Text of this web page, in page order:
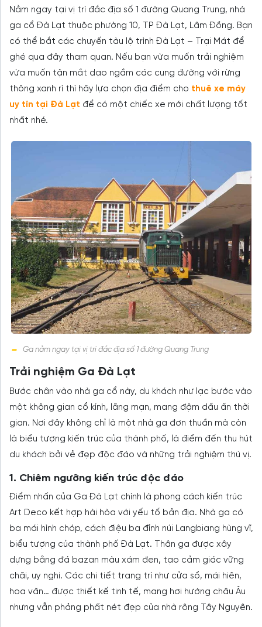
Nằm ngay tại vị trí đắc địa số 1 đường Quang Trung, nhà
ga cổ Đà Lạt thuộc phường 10, TP Đà Lạt, Lâm Đồng. Bạn
có thể bắt các chuyến tàu lộ trình Đà Lạt – Trại Mát để
ghé qua đây tham quan. Nếu bạn vừa muốn trải nghiệm
vừa muốn tận mắt dạo ngắm các cung đường với rừng
thông xanh rì thì hãy lựa chọn địa điểm cho thuê xe máy
uy tín tại Đà Lạt để có một chiếc xe mới chất lượng tốt
nhất nhé.
Ga nằm ngay tại vị trí đắc địa số 1 đường Quang Trung
Trải nghiệm Ga Đà Lạt
Bước chân vào nhà ga cổ này, du khách như lạc bước vào
một không gian cổ kính, lãng mạn, mang đậm dấu ấn thời
gian. Nơi đây không chỉ là một nhà ga đơn thuần mà còn
là biểu tượng kiến trúc của thành phố, là điểm đến thu hút
du khách bởi vẻ đẹp độc đáo và những trải nghiệm thú vị.
1. Chiêm ngưỡng kiến trúc độc đáo
Điểm nhấn của Ga Đà Lạt chính là phong cách kiến trúc
Art Deco kết hợp hài hòa với yếu tố bản địa. Nhà ga có
ba mái hình chóp, cách điệu ba đỉnh núi Langbiang hùng vĩ,
biểu tượng của thành phố Đà Lạt. Thân ga được xây
dựng bằng đá bazan màu xám đen, tạo cảm giác vững
chãi, uy nghi. Các chi tiết trang trí như cửa sổ, mái hiên,
hoa văn… được thiết kế tinh tế, mang hơi hướng châu Âu
nhưng vẫn phảng phất nét đẹp của nhà rông Tây Nguyên.